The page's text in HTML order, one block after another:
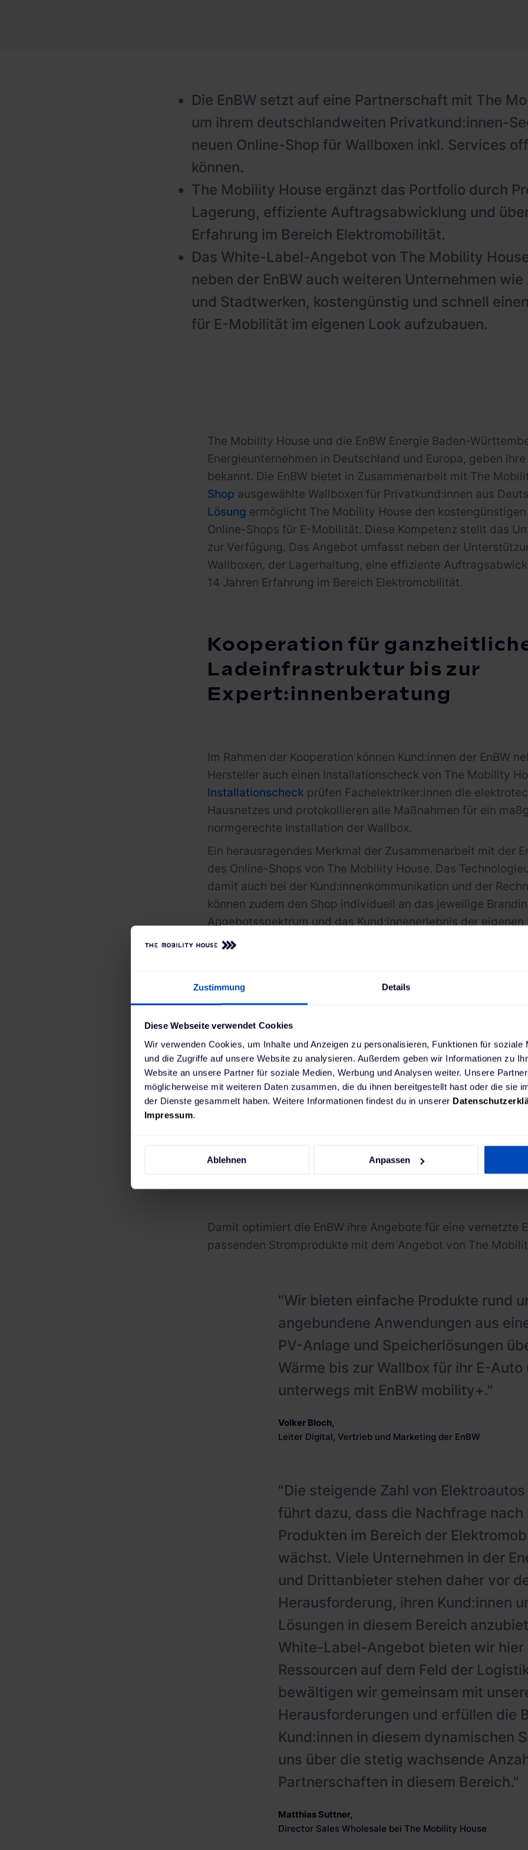
Zustimmung Details
Diese Webseite verwendet Cookies
Wir verwenden Cookies, um Inhalte und Anzeigen zu personalisieren, Funktionen für soziale
und die Zugriffe auf unsere Website zu analysieren. Außerdem geben wir Informationen zu
Website an unsere Partner für soziale Medien, Werbung und Analysen weiter. Unsere
möglicherweise mit weiteren Daten zusammen, die du ihnen bereitgestellt hast oder die sie
der Dienste gesammelt haben. Weitere Informationen findest du in unserer
Impressum.
Ablehnen Anpassen
Die EnBW setzt auf eine Partnerschaft mit The
um ihrem deutschlandweiten Privatkund:innen-
neuen Online-Shop für Wallboxen inkl. Services
können.
The Mobility House ergänzt das Portfolio durch
Lagerung, effiziente Auftragsabwicklung und
Erfahrung im Bereich Elektromobilität.
Das White-Label-Angebot von The Mobility
neben der EnBW auch weiteren Unternehmen
und Stadtwerken, kostengünstig und schnell
für E-Mobilität im eigenen Look aufzubauen.
The Mobility House und die EnBW Energie Baden-
Energieunternehmen in Deutschland und Europa, geben
bekannt. Die EnBW bietet in Zusammenarbeit mit The
Shop ausgewählte Wallboxen für Privatkund:innen aus
Lösung ermöglicht The Mobility House den
Online-Shops für E-Mobilität. Diese Kompetenz stellt das
zur Verfügung. Das Angebot umfasst neben der
Wallboxen, der Lagerhaltung, eine effiziente
14 Jahren Erfahrung im Bereich Elektromobilität.
Kooperation für
Ladeinfrastruktur bis zur
Expert:innenberatung
Im Rahmen der Kooperation können Kund:innen der EnBW
Hersteller auch einen Installationscheck von The Mobility
Installationscheck prüfen Fachelektriker:innen die
Hausnetzes und protokollieren alle Maßnahmen für ein
normgerechte Installation der Wallbox.
Ein herausragendes Merkmal der Zusammenarbeit mit der
des Online-Shops von The Mobility House. Das
damit auch bei der Kund:innenkommunikation und der
können zudem den Shop individuell an das jeweilige
Angebotsspektrum und das Kund:innenerlebnis der
entsprechend der Marktentwicklung und
"Unser Fokus liegt grundsätzlich auf
Kund:innen. Angebote der EnBW
ihre Bedürfnisse erfüllen und ihren
genügen. Dank unserer neuen
sie nun auch von der
The Mobility House im Bereich
Damit optimiert die EnBW ihre Angebote für eine vernetzte
passenden Stromprodukte mit dem Angebot von The
"Wir bieten einfache Produkte rund
angebundene Anwendungen aus
PV-Anlage und Speicherlösungen
Wärme bis zur Wallbox für ihr E-Auto
unterwegs mit EnBW mobility+."
Volker Bloch,
Leiter Digital, Vertrieb und Marketing der EnBW
"Die steigende Zahl von
führt dazu, dass die Nachfrage nach
Produkten im Bereich der
wächst. Viele Unternehmen in der
und Drittanbieter stehen daher vor
Herausforderung, ihren Kund:innen
Lösungen in diesem Bereich
White-Label-Angebot bieten wir hier
Ressourcen auf dem Feld der
bewältigen wir gemeinsam mit
Herausforderungen und erfüllen die
Kund:innen in diesem dynamischen
uns über die stetig wachsende
Partnerschaften in diesem Bereich."
Matthias Suttner,
Director Sales Wholesale bei The Mobility House